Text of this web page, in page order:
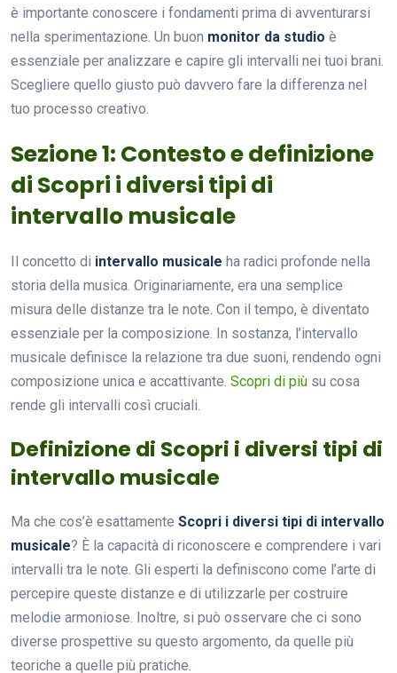
è importante conoscere i fondamenti prima di avventurarsi
nella sperimentazione. Un buon monitor da studio è
essenziale per analizzare e capire gli intervalli nei tuoi brani.
Scegliere quello giusto può davvero fare la differenza nel
tuo processo creativo.
Sezione 1: Contesto e definizione
di Scopri i diversi tipi di
intervallo musicale
Il concetto di intervallo musicale ha radici profonde nella
storia della musica. Originariamente, era una semplice
misura delle distanze tra le note. Con il tempo, è diventato
essenziale per la composizione. In sostanza, l’intervallo
musicale definisce la relazione tra due suoni, rendendo ogni
composizione unica e accattivante. Scopri di più su cosa
rende gli intervalli così cruciali.
Definizione di Scopri i diversi tipi di
intervallo musicale
Ma che cos’è esattamente Scopri i diversi tipi di intervallo
musicale? È la capacità di riconoscere e comprendere i vari
intervalli tra le note. Gli esperti la definiscono come l’arte di
percepire queste distanze e di utilizzarle per costruire
melodie armoniose. Inoltre, si può osservare che ci sono
diverse prospettive su questo argomento, da quelle più
teoriche a quelle più pratiche.